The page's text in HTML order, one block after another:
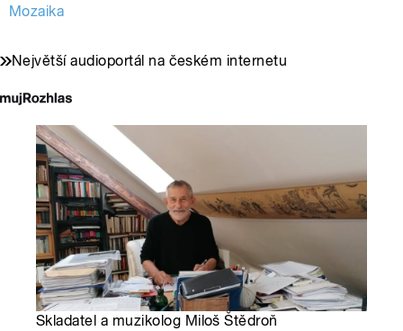
Mozaika
Největší audioportál na českém internetu
Skladatel a muzikolog Miloš Štědroň